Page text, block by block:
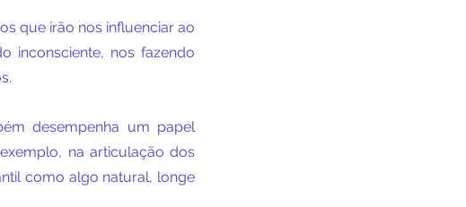
que irão nos influenciar ao
inconsciente, nos fazendo
desempenha um papel
na articulação dos
como algo natural, longe